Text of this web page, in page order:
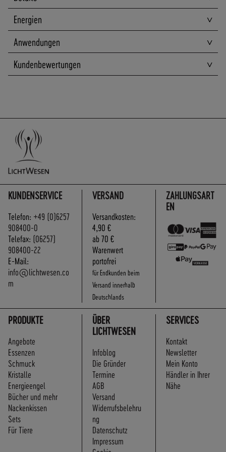
Energien
Anwendungen
Kundenbewertungen
KUNDENSERVICE
Telefon: +49 (0)6257
908400-0
Telefax: (06257)
908400-22
E-Mail:
info@lichtwesen.co
m
ZAHLUNGSART
EN
VERSAND
Versandkosten:
4,90 €
ab 70 €
Warenwert
portofrei
für Endkunden beim
Versand innerhalb
Deutschlands
PRODUKTE
Angebote
Essenzen
Schmuck
Kristalle
Energieengel
Bücher und mehr
Nackenkissen
Sets
Für Tiere
ÜBER
LICHTWESEN
Infoblog
Die Gründer
Termine
AGB
Versand
Widerrufsbelehru
ng
Datenschutz
Impressum
SERVICES
Kontakt
Newsletter
Mein Konto
Händler in Ihrer
Nähe